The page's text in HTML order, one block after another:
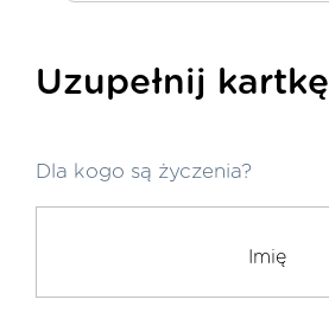
Uzupełnij kartkę
Dla kogo są życzenia?